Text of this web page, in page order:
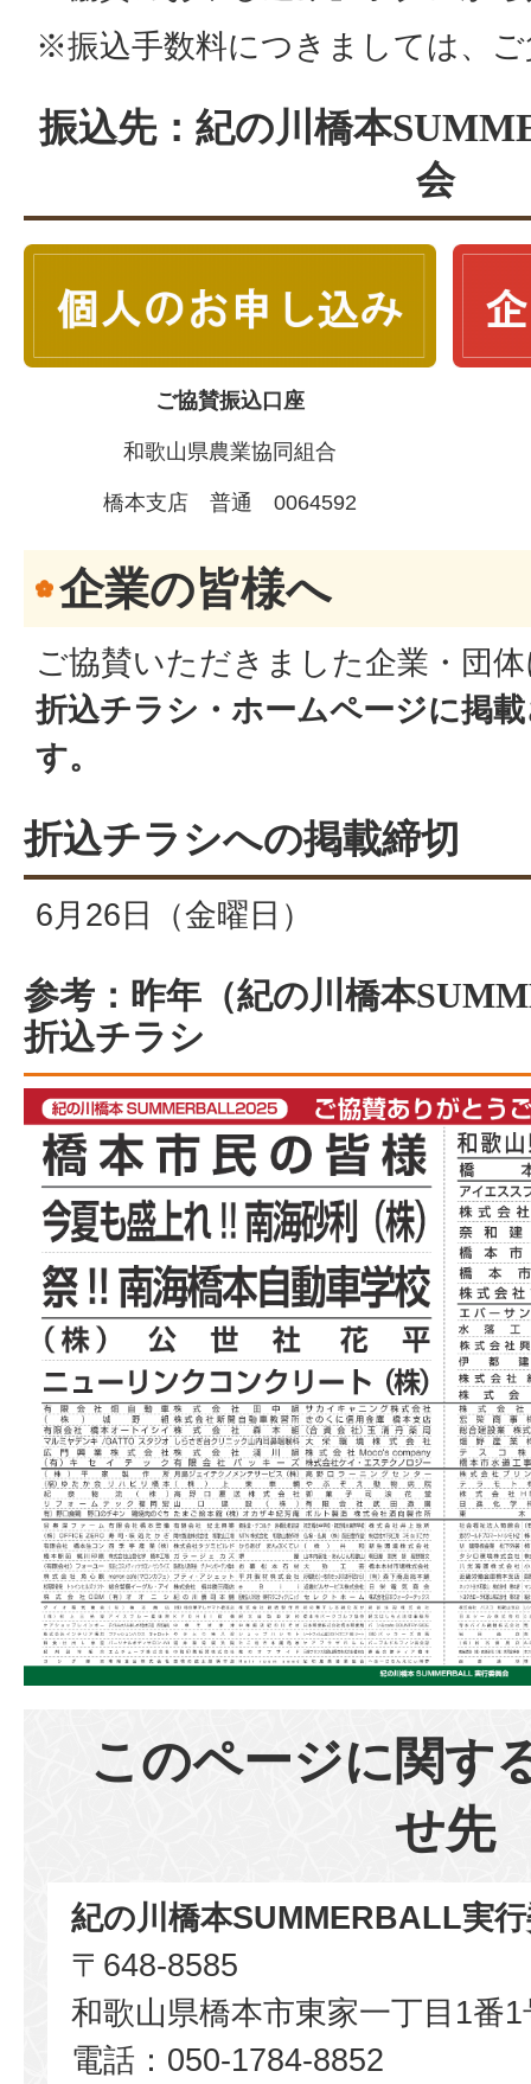
※振込手数料につきましては、
振込先：紀の川橋本
会
ご協賛振込口座
和歌山県農業協同組合
橋本支店 普通 0064592
企業の皆様へ
ご協賛いただきました企業・団
折込チラシ・ホームページに掲
す。
折込チラシへの掲載締切
6月26日（金曜日）
参考：昨年（紀の川橋本
折込チラシ
このページに関す
せ先
紀の川橋本SUMMERBALL実
〒648-8585
和歌山県橋本市東家一丁目1番1
電話：050-1784-8852​​​​​​​